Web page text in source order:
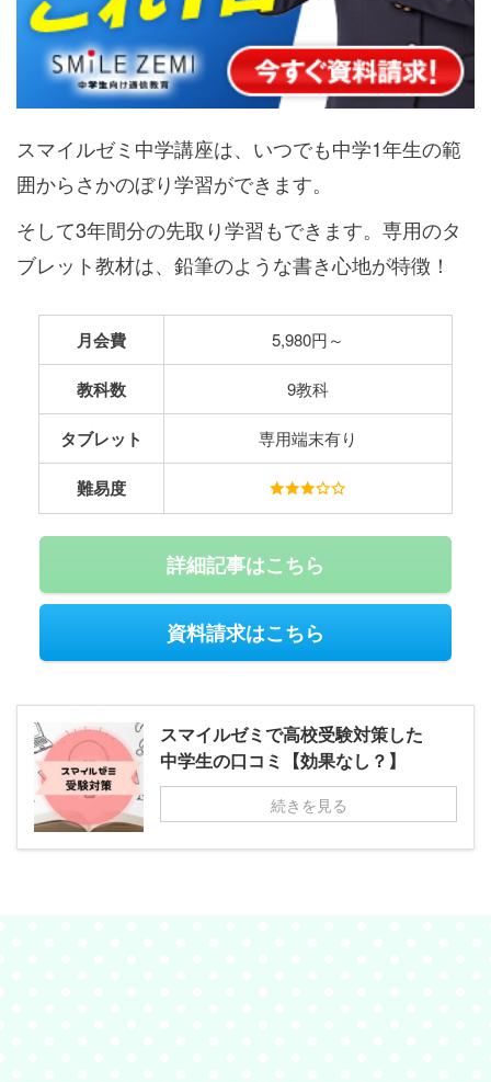
スマイルゼミ中学講座は、いつでも中学1年生の範
囲からさかのぼり学習ができます。
そして3年間分の先取り学習もできます。専用のタ
ブレット教材は、鉛筆のような書き心地が特徴！
月会費 5,980円～
教科数 9教科
タブレット 専用端末有り
難易度
詳細記事はこちら
資料請求はこちら
スマイルゼミで高校受験対策した
中学生の口コミ【効果なし？】
続きを見る